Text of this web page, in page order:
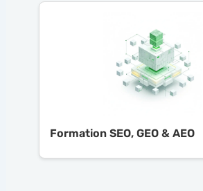
Formation SEO, GEO & AEO